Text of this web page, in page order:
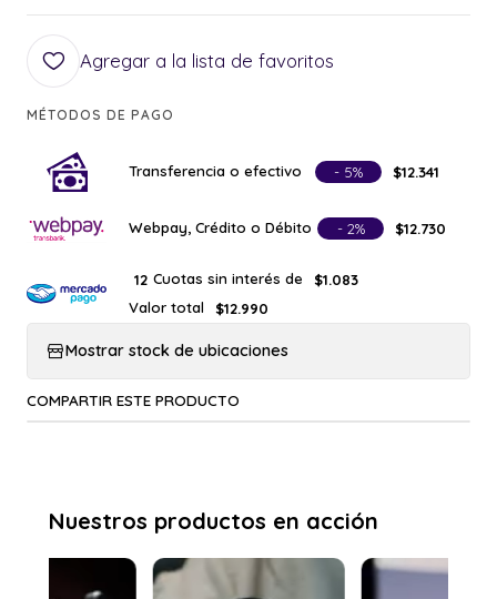
Agregar a la lista de favoritos
MÉTODOS DE PAGO
Transferencia o efectivo - 5% $12.341
Webpay, Crédito o Débito - 2% $12.730
12 Cuotas sin interés de
$1.083
Valor total
$12.990
Mostrar stock de ubicaciones
COMPARTIR ESTE PRODUCTO